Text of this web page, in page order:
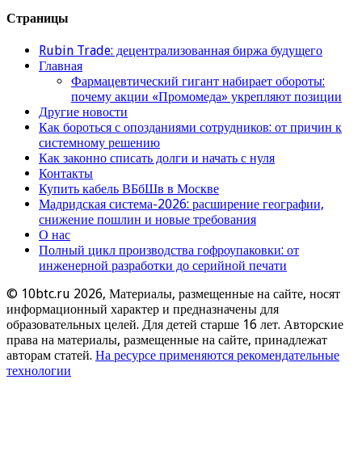
Страницы
Rubin Trade: децентрализованная биржа будущего
Главная
Фармацевтический гигант набирает обороты:
почему акции «Промомеда» укрепляют позиции
Другие новости
Как бороться с опозданиями сотрудников: от причин к
системному решению
Как законно списать долги и начать с нуля
Контакты
Купить кабель ВБбШв в Москве
Мадридская система-2026: расширение географии,
снижение пошлин и новые требования
О нас
Полный цикл производства гофроупаковки: от
инженерной разработки до серийной печати
© 10btc.ru 2026, Материалы, размещенные на сайте, носят
информационный характер и предназначены для
образовательных целей. Для детей старше 16 лет. Авторские
права на материалы, размещенные на сайте, принадлежат
авторам статей. На ресурсе применяются рекомендательные
технологии